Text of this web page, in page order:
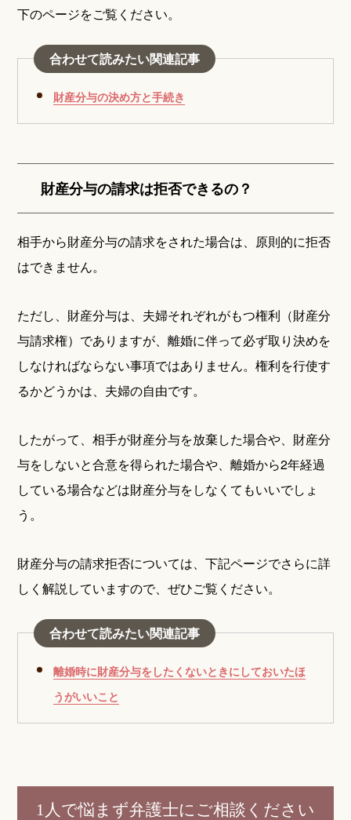
下のページをご覧ください。
合わせて読みたい関連記事
財産分与の決め方と手続き
財産分与の請求は拒否できるの？
相手から財産分与の請求をされた場合は、原則的に拒否
はできません。
ただし、財産分与は、夫婦それぞれがもつ権利（財産分
与請求権）でありますが、離婚に伴って必ず取り決めを
しなければならない事項ではありません。権利を行使す
るかどうかは、夫婦の自由です。
したがって、相手が財産分与を放棄した場合や、財産分
与をしないと合意を得られた場合や、離婚から2年経過
している場合などは財産分与をしなくてもいいでしょ
う。
財産分与の請求拒否については、下記ページでさらに詳
しく解説していますので、ぜひご覧ください。
合わせて読みたい関連記事
離婚時に財産分与をしたくないときにしておいたほ
うがいいこと
1人で悩まず弁護士にご相談ください